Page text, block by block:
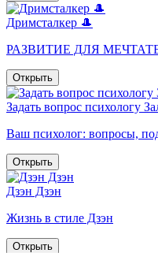
Дримсталкер 🎩
РАЗВИТИЕ ДЛЯ
Открыть
Задать вопрос психологу
Ваш психолог: вопросы,
Открыть
Дзэн Дзэн
Жизнь в стиле Дзэн
Открыть